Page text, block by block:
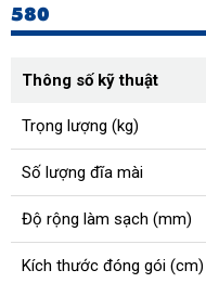
580
Thông số kỹ thuật
Trọng lượng (kg)
Số lượng đĩa mài
Độ rộng làm sạch (mm)
Kích thước đóng gói (cm)